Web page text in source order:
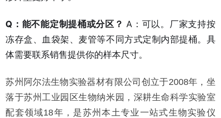
Q：能不能定制提桶或分区？ A：可以。厂家支持按
冻存盒、血袋架、麦管等不同方式定制内部提桶。具
体需要联系销售提供你的样本尺寸。
苏州阿尔法生物实验器材有限公司创立于2008年，坐
落于苏州工业园区生物纳米园，深耕生命科学实验室
配套领域18年，是苏州本土专业一站式生物实验仪